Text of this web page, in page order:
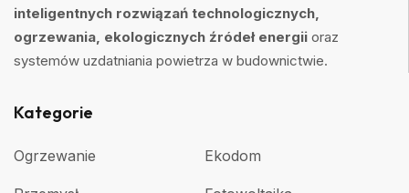
inteligentnych rozwiązań technologicznych,
ogrzewania, ekologicznych źródeł energii oraz
systemów uzdatniania powietrza w budownictwie.
Kategorie
Ogrzewanie Ekodom